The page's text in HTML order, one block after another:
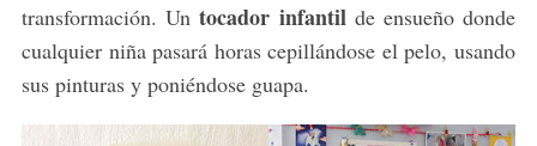
transformación. Untocador infantil de ensueño donde
cualquier niña pasará horas cepillándose el pelo, usando
sus pinturas y poniéndose guapa.